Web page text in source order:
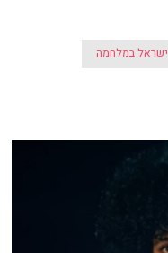
ישראל במלחמה